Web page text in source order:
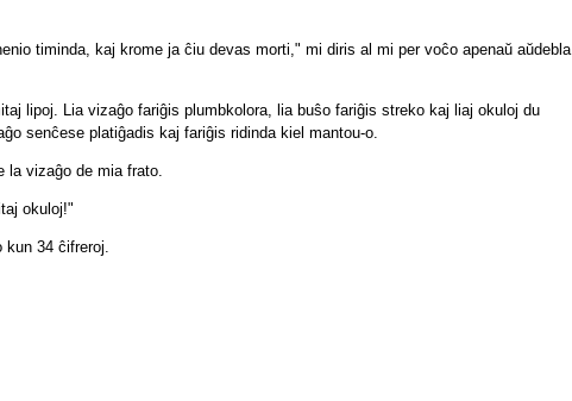
timinda, kaj krome ja ĉiu devas morti," mi diris al mi per voĉo apenaŭ aŭdebla
lipoj. Lia vizaĝo fariĝis plumbkolora, lia buŝo fariĝis streko kaj liaj okuloj du
senĉese platiĝadis kaj fariĝis ridinda kiel mantou-o.
la vizaĝo de mia frato.
okuloj!"
kun 34 ĉifreroj.